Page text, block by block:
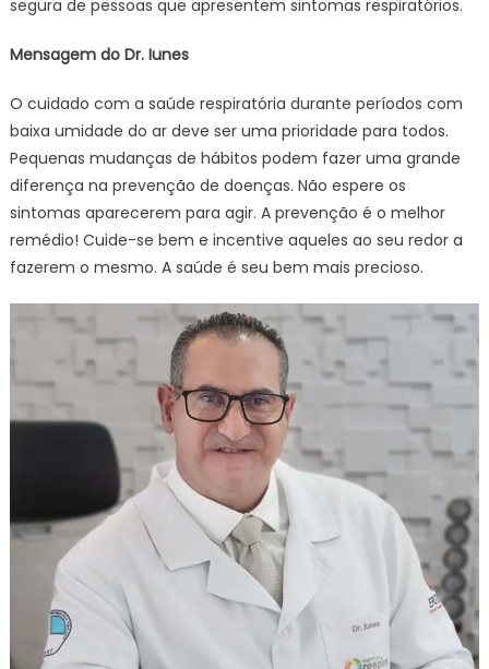
segura de pessoas que apresentem sintomas respiratórios.
Mensagem do Dr. Iunes
O cuidado com a saúde respiratória durante períodos com
baixa umidade do ar deve ser uma prioridade para todos.
Pequenas mudanças de hábitos podem fazer uma grande
diferença na prevenção de doenças. Não espere os
sintomas aparecerem para agir. A prevenção é o melhor
remédio! Cuide-se bem e incentive aqueles ao seu redor a
fazerem o mesmo. A saúde é seu bem mais precioso.